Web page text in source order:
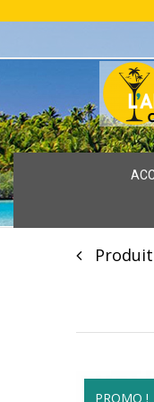
Skip
to
content
Post
Produit
PROMO !